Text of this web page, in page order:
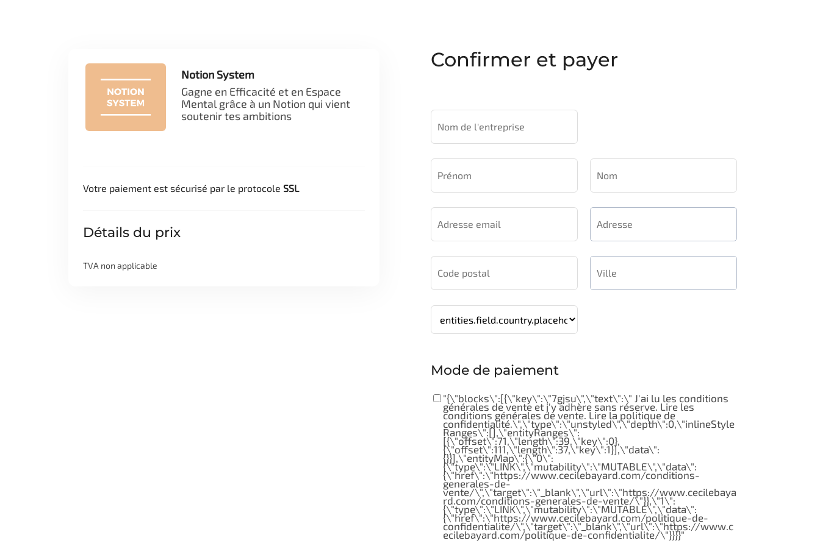
Notion System
Gagne en Efficacité et en Espace
Mental grâce à un Notion qui vient
soutenir tes ambitions
Votre paiement est sécurisé par le protocole SSL
Détails du prix
TVA non applicable
Confirmer et payer
Mode de paiement
"{\"blocks\":[{\"key\":\"7gjsu\",\"text\":\" J'ai lu les conditions
générales de vente et j'y adhère sans réserve. Lire les
conditions générales de vente. Lire la politique de
confidentialité.\",\"type\":\"unstyled\",\"depth\":0,\"inlineStyle
Ranges\":[],\"entityRanges\":
[{\"offset\":71,\"length\":39,\"key\":0},
{\"offset\":111,\"length\":37,\"key\":1}],\"data\":
{}}],\"entityMap\":{\"0\":
{\"type\":\"LINK\",\"mutability\":\"MUTABLE\",\"data\":
{\"href\":\"https://www.cecilebayard.com/conditions-
generales-de-
vente/\",\"target\":\"_blank\",\"url\":\"https://www.cecilebaya
rd.com/conditions-generales-de-vente/\"}},\"1\":
{\"type\":\"LINK\",\"mutability\":\"MUTABLE\",\"data\":
{\"href\":\"https://www.cecilebayard.com/politique-de-
confidentialite/\",\"target\":\"_blank\",\"url\":\"https://www.c
ecilebayard.com/politique-de-confidentialite/\"}}}}"